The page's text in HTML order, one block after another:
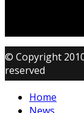
© Copyright
reserved
Home